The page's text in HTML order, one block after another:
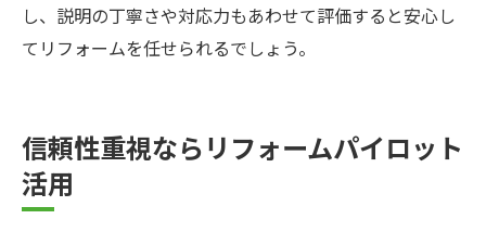
し、説明の丁寧さや対応力もあわせて評価すると安心し
てリフォームを任せられるでしょう。
信頼性重視ならリフォームパイロット
活用